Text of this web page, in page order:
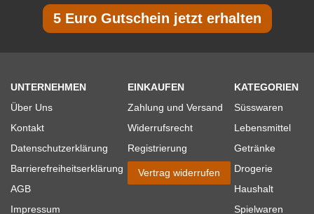
5 Euro Gutschein jetzt erhalten
UNTERNEHMEN
Über Uns
Kontakt
Datenschutzerklärung
Barrierefreiheitserklärung
AGB
Impressum
EINKAUFEN
Zahlung und Versand
Widerrufsrecht
Registrierung
Vertrag widerrufen
KATEGORIEN
Süsswaren
Lebensmittel
Getränke
Drogerie
Haushalt
Spielwaren